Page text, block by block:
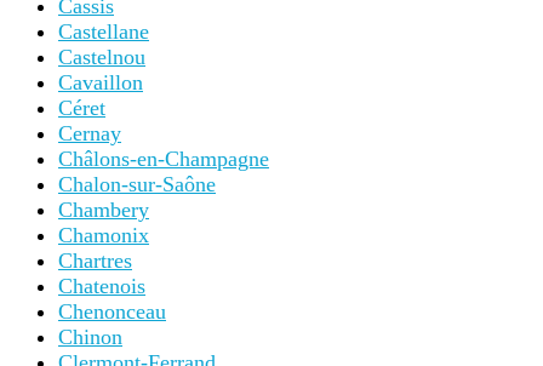
Cassis
Castellane
Castelnou
Cavaillon
Céret
Cernay
Châlons-en-Champagne
Chalon-sur-Saône
Chambery
Chamonix
Chartres
Chatenois
Chenonceau
Chinon